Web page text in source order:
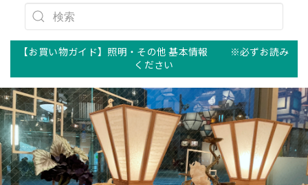
【お買い物ガイド】照明・その他 基本情報 ※必ずお読み
ください